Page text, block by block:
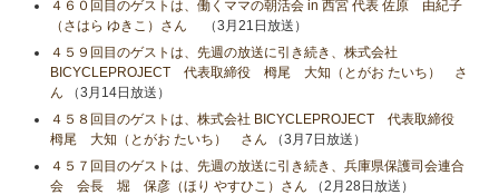
４６０回目のゲストは、働くママの朝活会 in 西宮 代表 佐原 由紀子
（さはら ゆきこ）さん
（3月21日放送）
４５９回目のゲストは、先週の放送に引き続き、株式会社
BICYCLEPROJECT 代表取締役 栂尾 大知（とがお たいち） さ
ん （3月14日放送）
４５８回目のゲストは、株式会社 BICYCLEPROJECT 代表取締役
栂尾 大知（とがお たいち） さん （3月7日放送）
４５７回目のゲストは、先週の放送に引き続き、兵庫県保護司会連合
会 会長 堀 保彦（ほり やすひこ）さん （2月28日放送）